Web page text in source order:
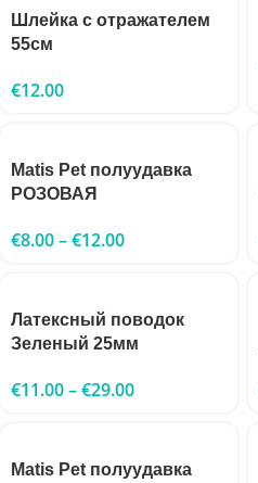
Шлейка с отражателем
55см
€12.00
Matis Pet полуудавка
РОЗОВАЯ
€8.00–€12.00
Латексный поводок
Зеленый 25мм
€11.00–€29.00
Matis Pet полуудавка